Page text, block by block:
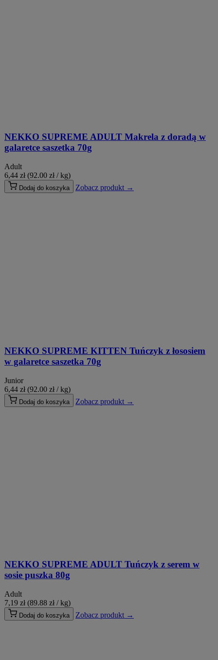
NEKKO SUPREME ADULT Makrela z doradą w
galaretce saszetka 70g
Adult
6,44 zł (92.00 zł / kg)
Dodaj do koszyka Zobacz produkt →
NEKKO SUPREME KITTEN Tuńczyk z łososiem
w galaretce saszetka 70g
Junior
6,44 zł (92.00 zł / kg)
Dodaj do koszyka Zobacz produkt →
NEKKO SUPREME ADULT Tuńczyk z serem w
sosie puszka 80g
Adult
7,19 zł (89.88 zł / kg)
Dodaj do koszyka Zobacz produkt →